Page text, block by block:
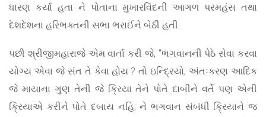
ધારણ કર્યા હતા ને પોતાના મુખારવિંદની આગળ પરમહંસ તથા
દેશદેશના હરિભક્તની સભા ભરાઈને બેઠી હતી.
પછી શ્રીજીમહારાજે એમ વાર્તા કરી જે, “ભગવાનની પેઠે સેવા કરવા
યોગ્ય એવા જે સંત તે કેવા હોય ? તો ઇન્દ્રિયો, અંતઃકરણ આદિક
જે માયાના ગુણ તેની જે ક્રિયા તેને પોતે દાબીને વર્તે પણ એની
ક્રિયાએ કરીને પોતે દબાય નહિ; ને ભગવાન સંબંધી ક્રિયાને જ